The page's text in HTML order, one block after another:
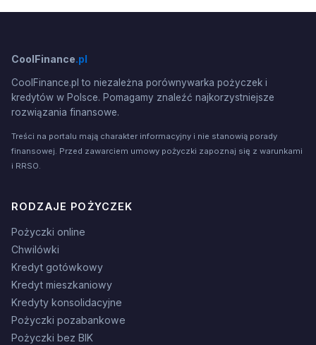
CoolFinance.pl
CoolFinance.pl to niezależna porównywarka pożyczek i
kredytów w Polsce. Pomagamy znaleźć najkorzystniejsze
rozwiązania finansowe.
Treści na portalu mają charakter informacyjny i nie stanowią porady
finansowej. Przed zawarciem umowy pożyczki zapoznaj się z warunkami
i RRSO.
RODZAJE POŻYCZEK
Pożyczki online
Chwilówki
Kredyt gotówkowy
Kredyt mieszkaniowy
Kredyty konsolidacyjne
Pożyczki pozabankowe
Pożyczki bez BIK